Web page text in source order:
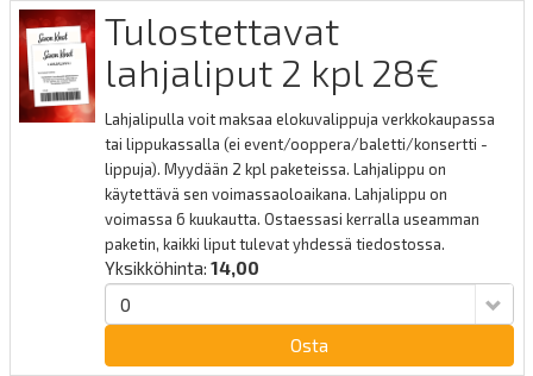
Tulostettavat
lahjaliput 2 kpl 28€
Lahjalipulla voit maksaa elokuvalippuja verkkokaupassa
tai lippukassalla (ei event/ooppera/baletti/konsertti -
lippuja). Myydään 2 kpl paketeissa. Lahjalippu on
käytettävä sen voimassaoloaikana. Lahjalippu on
voimassa 6 kuukautta. Ostaessasi kerralla useamman
paketin, kaikki liput tulevat yhdessä tiedostossa.
Yksikköhinta: 14,00
Osta